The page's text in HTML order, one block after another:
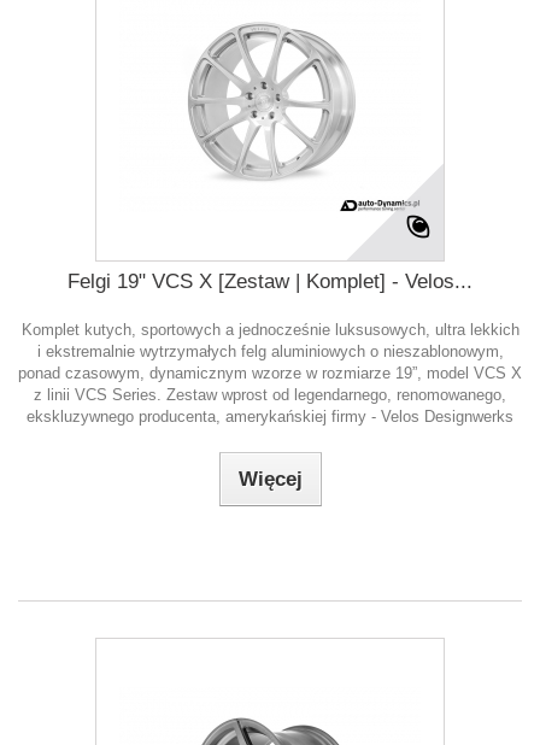
Felgi 19" VCS X [Zestaw | Komplet] - Velos...
Komplet kutych, sportowych a jednocześnie luksusowych, ultra lekkich
i ekstremalnie wytrzymałych felg aluminiowych o nieszablonowym,
ponad czasowym, dynamicznym wzorze w rozmiarze 19”, model VCS X
z linii VCS Series. Zestaw wprost od legendarnego, renomowanego,
ekskluzywnego producenta, amerykańskiej firmy - Velos Designwerks
Więcej